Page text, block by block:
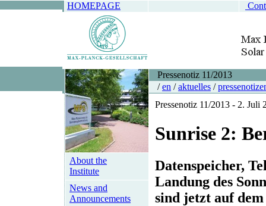
HOMEPAGE
About the
Institute
News and
Announcements
Pressenotiz 11/2013
/en /aktuelles /
Pressenotiz 11/2013 - 2. Juli
Sunrise 2:
Datenspeicher,
Landung des
sind jetzt auf